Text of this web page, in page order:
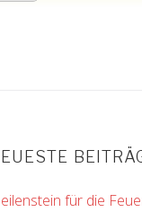
für die